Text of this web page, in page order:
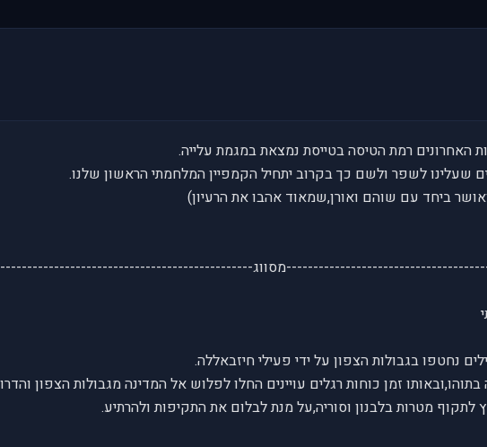
האחרונים רמת הטיסה בטייסת נמצאת במגמת עלייה.
שעלינו לשפר ולשם כך בקרוב יתחיל הקמפיין המלחמתי הראשון שלנו.
ביחד עם שוהם ואורן,שמאוד אהבו את הרעיון)
זמן כוחות רגלים עויינים החלו לפלוש אל המדינה מגבולות הצפון
לתקוף מטרות בלבנון וסוריה,על מנת לבלום את התקיפות ולהרתיע.